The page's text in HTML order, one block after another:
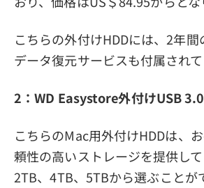
こちらの外付けHDDには、2年間
データ復元サービスも付属されて
2：WD Easystore外付けUSB
こちらのMac用外付けHDDは、
頼性の高いストレージを提供して
2TB、4TB、5TBから選ぶことが